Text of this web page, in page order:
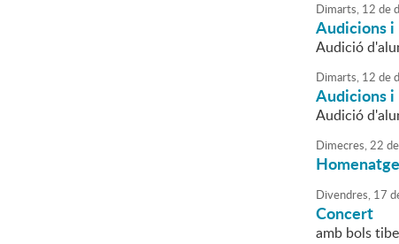
Dimarts, 12 de
Audicions i
Audició
Dimarts, 12 de
Audicions i
Audició
Dimecres,22 de
Divendres, 17
Concert
amb bols